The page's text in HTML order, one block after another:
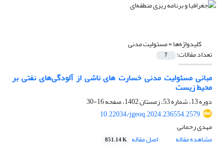
کلیدواژه‌ها =مسئولیت مدنی
تعداد مقالات: 7
مبانی مسئولیت مدنی خسارت‌ های ناشی از آلودگی‌های نفتی بر
محیط زیست
دوره 13، شماره 53، زمستان 1402، صفحه
16-30
10.22034/jgeoq.2024.236554.2579
مهدی رحمانی
مشاهده مقاله
اصل مقاله 851.14 K